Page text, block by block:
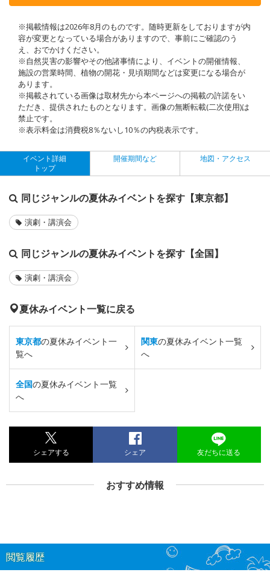
※掲載情報は2026年8月のものです。随時更新をしておりますが内
容が変更となっている場合がありますので、事前にご確認のう
え、おでかけください。
※自然災害の影響やその他諸事情により、イベントの開催情報、
施設の営業時間、植物の開花・見頃期間などは変更になる場合が
あります。
※掲載されている画像は取材先から本ページへの掲載の許諾をい
ただき、提供されたものとなります。画像の無断転載(二次使用)は
禁止です。
※表示料金は消費税8％ないし10％の内税表示です。
イベント詳細
トップ
開催期間など 地図・アクセス
同じジャンルの夏休みイベントを探す【東京都】
演劇・講演会
同じジャンルの夏休みイベントを探す【全国】
演劇・講演会
夏休みイベント一覧に戻る
東京都の夏休みイベント一
覧へ
関東の夏休みイベント一覧
へ
全国の夏休みイベント一覧
へ
シェアする シェア 友だちに送る
おすすめ情報
閲覧履歴